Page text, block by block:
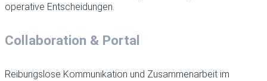
operative Entscheidungen.
Collaboration & Portal
Reibungslose Kommunikation und Zusammenarbeit im